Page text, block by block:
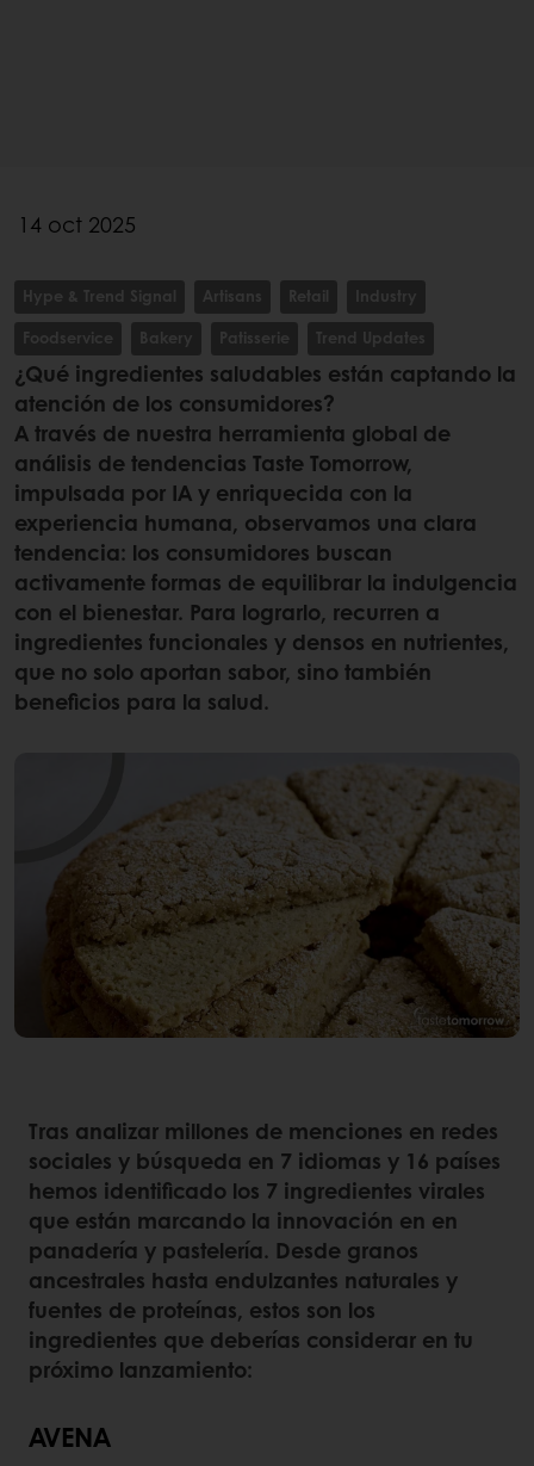
14 oct 2025
Hype & Trend Signal Artisans Retail
Industry
Foodservice
Bakery Patisserie Trend Updates
¿Qué ingredientes saludables están captando la
atención de los consumidores?
A través de nuestra herramienta global de
análisis de tendencias Taste Tomorrow,
impulsada por IA y enriquecida con la
experiencia humana, observamos una clara
tendencia: los consumidores buscan
activamente formas de equilibrar la indulgencia
con el bienestar. Para lograrlo, recurren a
ingredientes funcionales y densos en nutrientes,
que no solo aportan sabor, sino también
beneficios para la salud.
Tras analizar millones de menciones en redes
sociales y búsqueda en 7 idiomas y 16 países
hemos identificado los 7 ingredientes virales
que están marcando la innovación en en
panadería y pastelería. Desde granos
ancestrales hasta endulzantes naturales y
fuentes de proteínas, estos son los
ingredientes que deberías considerar en tu
próximo lanzamiento:
AVENA